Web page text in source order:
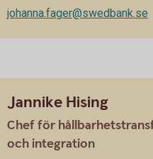
johanna.fager@swedbank.se
Jannike Hising
Chef för
och integration